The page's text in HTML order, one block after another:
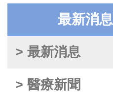
最新消息
> 最新消息
> 醫療新聞